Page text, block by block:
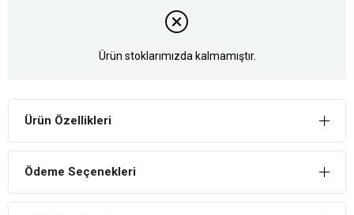
Ürün stoklarımızda kalmamıştır.
Ürün Özellikleri
Ödeme Seçenekleri